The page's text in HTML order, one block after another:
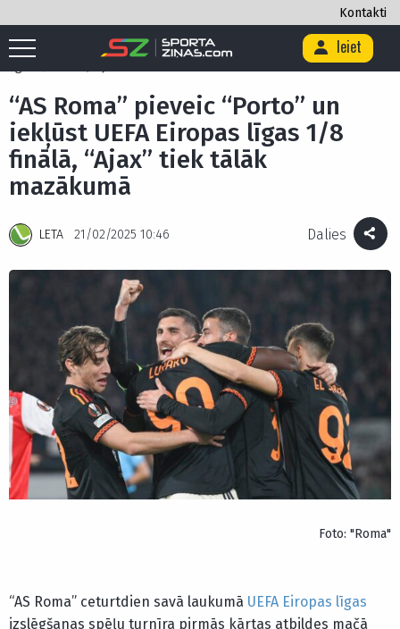
Kontakti
Ieiet
Sākums / “AS Roma” pieveic “Porto” un iekļūst UEFA Eiropas
“AS Roma” pieveic “Porto” un
iekļūst UEFA Eiropas līgas 1/8
finālā, “Ajax” tiek tālāk
mazākumā
LETA 21/02/2025 10:46 Dalies
Foto: "Roma"
“AS Roma” ceturtdien savā laukumā UEFA Eiropas līgas
izslēgšanas spēļu turnīra pirmās kārtas atbildes mačā